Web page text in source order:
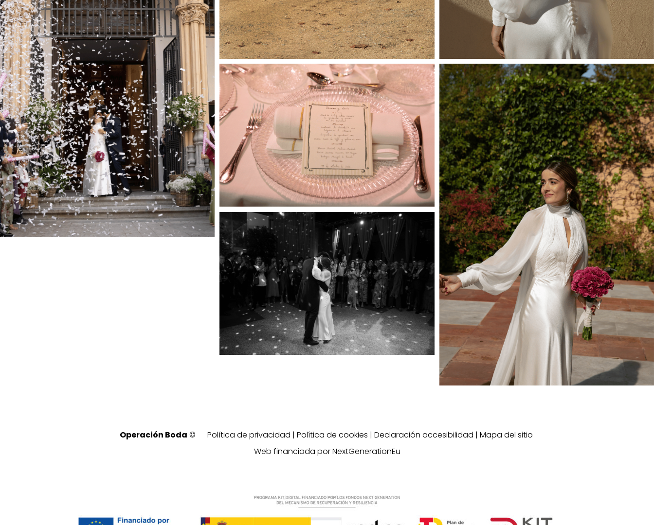
Operación Boda © Política de privacidad | Política de cookies | Declaración accesibilidad | Mapa del sitio
Web financiada por NextGenerationEu